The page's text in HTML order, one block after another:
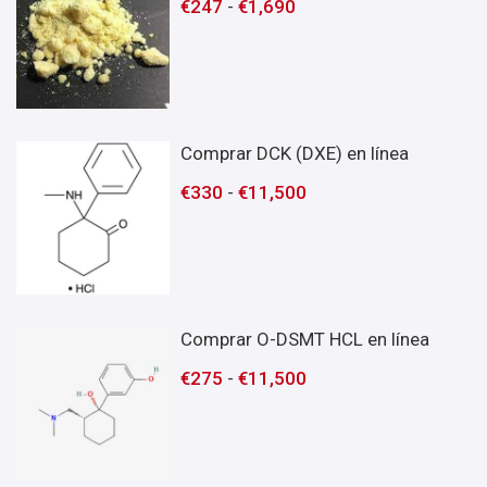
€247 -€1,690
Comprar DCK (DXE) en línea
€330 -€11,500
Comprar O-DSMT HCL en línea
€275 -€11,500